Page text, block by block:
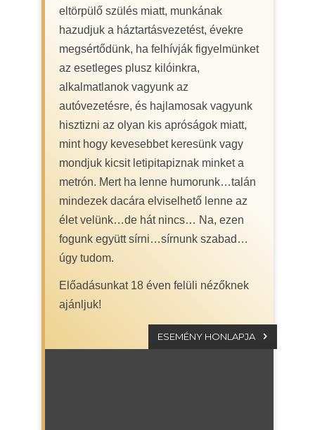
eltörpülő szülés miatt, munkának
hazudjuk a háztartásvezetést, évekre
megsértődünk, ha felhívják figyelmünket
az esetleges plusz kilóinkra,
alkalmatlanok vagyunk az
autóvezetésre, és hajlamosak vagyunk
hisztizni az olyan kis apróságok miatt,
mint hogy kevesebbet keresünk vagy
mondjuk kicsit letipitapiznak minket a
metrón. Mert ha lenne humorunk…talán
mindezek dacára elviselhető lenne az
élet velünk…de hát nincs… Na, ezen
fogunk együtt sírni…sírnunk szabad…
úgy tudom.
Előadásunkat 18 éven felüli nézőknek
ajánljuk!
ESEMÉNY HONLAPJA